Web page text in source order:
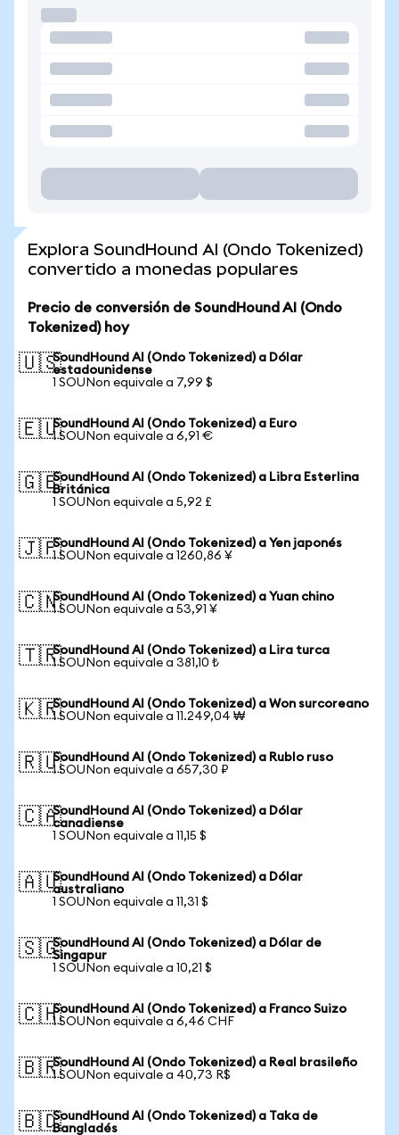
Explora SoundHound AI (Ondo Tokenized)
convertido a monedas populares
Precio de conversión de SoundHound AI (Ondo
Tokenized) hoy
🇺🇸SoundHound AI (Ondo Tokenized) a Dólar
estadounidense
1 SOUNon equivale a 7,99 $
🇪🇺SoundHound AI (Ondo Tokenized) a Euro
1 SOUNon equivale a 6,91 €
🇬🇧SoundHound AI (Ondo Tokenized) a Libra Esterlina
Británica
1 SOUNon equivale a 5,92 £
🇯🇵SoundHound AI (Ondo Tokenized) a Yen japonés
1 SOUNon equivale a 1260,86 ¥
🇨🇳SoundHound AI (Ondo Tokenized) a Yuan chino
1 SOUNon equivale a 53,91 ¥
🇹🇷SoundHound AI (Ondo Tokenized) a Lira turca
1 SOUNon equivale a 381,10 ₺
🇰🇷SoundHound AI (Ondo Tokenized) a Won surcoreano
1 SOUNon equivale a 11.249,04 ₩
🇷🇺SoundHound AI (Ondo Tokenized) a Rublo ruso
1 SOUNon equivale a 657,30 ₽
🇨🇦SoundHound AI (Ondo Tokenized) a Dólar
canadiense
1 SOUNon equivale a 11,15 $
🇦🇺SoundHound AI (Ondo Tokenized) a Dólar
australiano
1 SOUNon equivale a 11,31 $
🇸🇬SoundHound AI (Ondo Tokenized) a Dólar de
Singapur
1 SOUNon equivale a 10,21 $
🇨🇭SoundHound AI (Ondo Tokenized) a Franco Suizo
1 SOUNon equivale a 6,46 CHF
🇧🇷SoundHound AI (Ondo Tokenized) a Real brasileño
1 SOUNon equivale a 40,73 R$
🇧🇩SoundHound AI (Ondo Tokenized) a Taka de
Bangladés